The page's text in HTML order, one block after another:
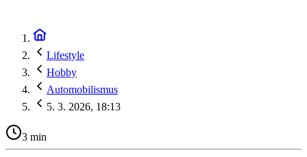
Lifestyle
Hobby
Automobilismus
5. 3. 2026, 18:13
3 min